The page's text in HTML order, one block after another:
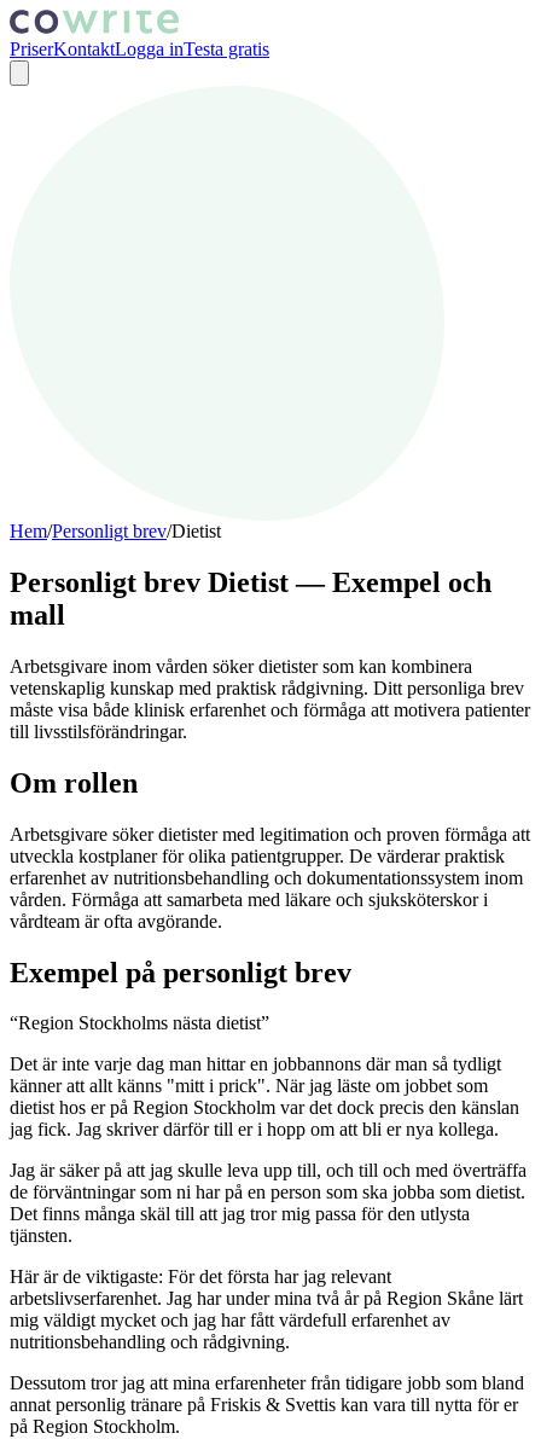
PriserKontaktLogga inTesta gratis
Hem/Personligt brev/Dietist
Personligt brev Dietist — Exempel och
mall
Arbetsgivare inom vården söker dietister som kan kombinera
vetenskaplig kunskap med praktisk rådgivning. Ditt personliga brev
måste visa både klinisk erfarenhet och förmåga att motivera patienter
till livsstilsförändringar.
Om rollen
Arbetsgivare söker dietister med legitimation och proven förmåga att
utveckla kostplaner för olika patientgrupper. De värderar praktisk
erfarenhet av nutritionsbehandling och dokumentationssystem inom
vården. Förmåga att samarbeta med läkare och sjuksköterskor i
vårdteam är ofta avgörande.
Exempel på personligt brev
“Region Stockholms nästa dietist”
Det är inte varje dag man hittar en jobbannons där man så tydligt
känner att allt känns "mitt i prick". När jag läste om jobbet som
dietist hos er på Region Stockholm var det dock precis den känslan
jag fick. Jag skriver därför till er i hopp om att bli er nya kollega.
Jag är säker på att jag skulle leva upp till, och till och med överträffa
de förväntningar som ni har på en person som ska jobba som dietist.
Det finns många skäl till att jag tror mig passa för den utlysta
tjänsten.
Här är de viktigaste: För det första har jag relevant
arbetslivserfarenhet. Jag har under mina två år på Region Skåne lärt
mig väldigt mycket och jag har fått värdefull erfarenhet av
nutritionsbehandling och rådgivning.
Dessutom tror jag att mina erfarenheter från tidigare jobb som bland
annat personlig tränare på Friskis & Svettis kan vara till nytta för er
på Region Stockholm.